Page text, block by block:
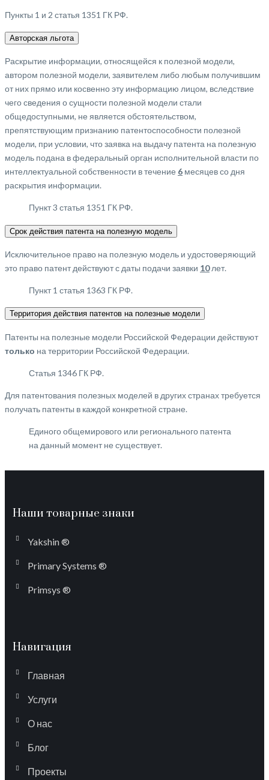
Пункты 1 и 2 статья 1351 ГК РФ.
Авторская льгота
Раскрытие информации, относящейся к полезной модели,
автором полезной модели, заявителем либо любым получившим
от них прямо или косвенно эту информацию лицом, вследствие
чего сведения о сущности полезной модели стали
общедоступными, не является обстоятельством,
препятствующим признанию патентоспособности полезной
модели, при условии, что заявка на выдачу патента на полезную
модель подана в федеральный орган исполнительной власти по
интеллектуальной собственности в течение 6 месяцев со дня
раскрытия информации.
Пункт 3 статья 1351 ГК РФ.
Срок действия патента на полезную модель
Исключительное право на полезную модель и удостоверяющий
это право патент действуют с даты подачи заявки 10лет.
Пункт 1 статья 1363 ГК РФ.
Территория действия патентов на полезные модели
Патенты на полезные модели Российской Федерации действуют
только на территории Российской Федерации.
Статья 1346 ГК РФ.
Для патентования полезных моделей в других странах требуется
получать патенты в каждой конкретной стране.
Единого общемирового или регионального патента
на данный момент не существует.
Наши товарные знаки
Yakshin ®
Primary Systems ®
Primsys ®
Навигация
Главная
Услуги
О нас
Блог
Проекты